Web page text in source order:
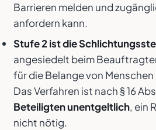
Barrieren melden und
anfordern kann.
Stufe 2 ist die
angesiedelt beim
für die Belange von
Das Verfahren ist nach § 16
Beteiligten unentgeltlich, ein
nicht nötig.